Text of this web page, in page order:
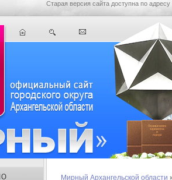
Старая версия сайта доступна по адресу
Мирный Архангельской области